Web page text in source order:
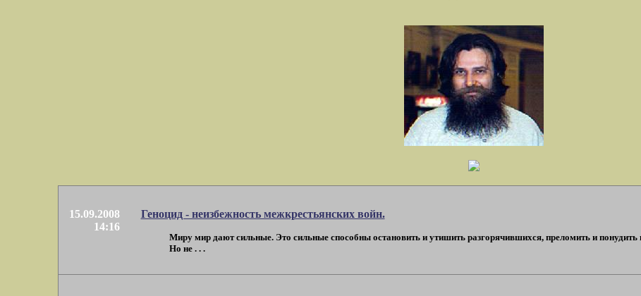
15.09.2008
14:16
Геноцид - неизбежность межкрестьянских войн.
Миру мир дают сильные. Это сильные способны остановить и утишить разгорячившихся, преломить и
Но не . . .